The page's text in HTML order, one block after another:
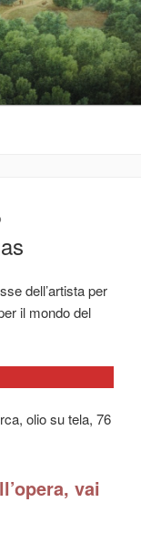
ad amarle
dell’artista per
il mondo del
olio su tela, 76
vai